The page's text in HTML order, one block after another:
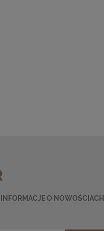
O NOWOŚCIACH I